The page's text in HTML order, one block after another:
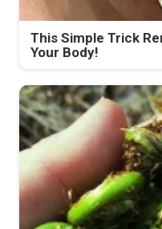
This Simple Trick
Your Body!